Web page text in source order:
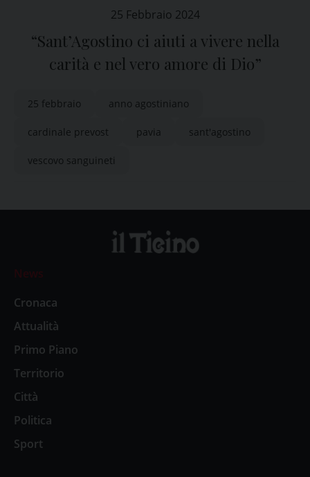
25 Febbraio 2024
“Sant’Agostino ci aiuti a vivere nella
carità e nel vero amore di Dio”
25 febbraio anno agostiniano
cardinale prevost pavia sant'agostino
vescovo sanguineti
News
Cronaca
Attualità
Primo Piano
Territorio
Città
Politica
Sport